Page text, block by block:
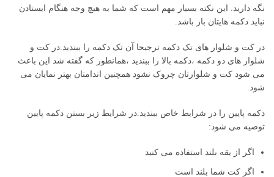
نگه دارید. این نکته بسیار مهم است که شما به هیچ وجه هنگام ایستادن
نباید دکمه هایتان باز باشد.
در کت و شلوار های تک دکمه ترجیحا آن تک دکمه را ببندید.در کت و
شلوار های دو دکمه ،دکمه بالا را ببندید ،همانطور که گفته شد این باعث
می شود کت و شلوارتان چروک نشود همچنین اندامتان بهتر نمایان می
شود.
دکمه پایین را در شرایط خاص ببندید.در شرایط زیر بستن دکمه پایین
توصیه می شود:
اگر از یقه بلند استفاده می کنید
اگر کت شما بلند است